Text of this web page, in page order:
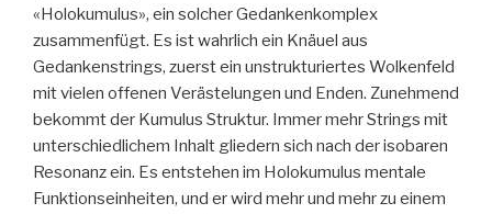
«Holokumulus», ein solcher Gedankenkomplex
zusammenfügt. Es ist wahrlich ein Knäuel aus
Gedankenstrings, zuerst ein unstrukturiertes Wolkenfeld
mit vielen offenen Verästelungen und Enden. Zunehmend
bekommt der Kumulus Struktur. Immer mehr Strings mit
unterschiedlichem Inhalt gliedern sich nach der isobaren
Resonanz ein. Es entstehen im Holokumulus mentale
Funktionseinheiten, und er wird mehr und mehr zu einem